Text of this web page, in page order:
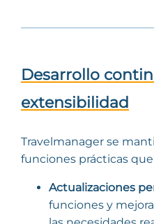
Desarrollo
extensibilidad
Travelmanager se
funciones prácticas
Actualizaciones
funciones y